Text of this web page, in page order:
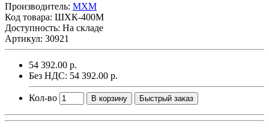
Производитель: MXM
Код товара: ШХК-400М
Доступность: На складе
Артикул: 30921
54 392.00 р.
Без НДС: 54 392.00 р.
Кол-во В корзину Быстрый заказ